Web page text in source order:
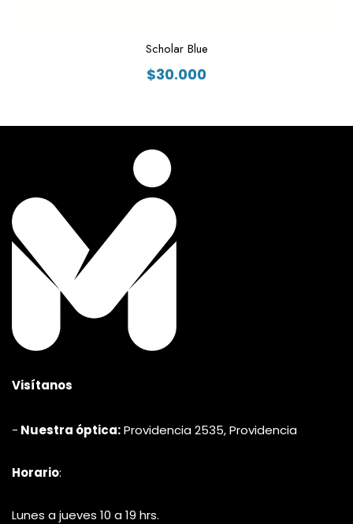
Scholar Blue
$30.000
Visítanos
- Nuestra óptica:Providencia 2535, Providencia
Horario:
Lunes a jueves 10 a 19 hrs.